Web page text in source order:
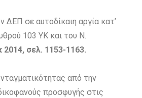
ΔΕΠ σε αυτοδίκαιη αργία κατ’
103 ΥΚ και του Ν.
2014, σελ. 1153-1163.
από την
προσφυγής στις